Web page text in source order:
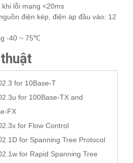
lỗi mạng <20ms
điện kép, điện áp đầu vào: 12
-40 ~ 75℃
for 10Base-T
for 100Base-TX and
FX
for Flow Control
for Spanning Tree Protocol
for Rapid Spanning Tree